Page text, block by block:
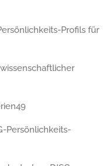
Profils für
Persönlichkeits-